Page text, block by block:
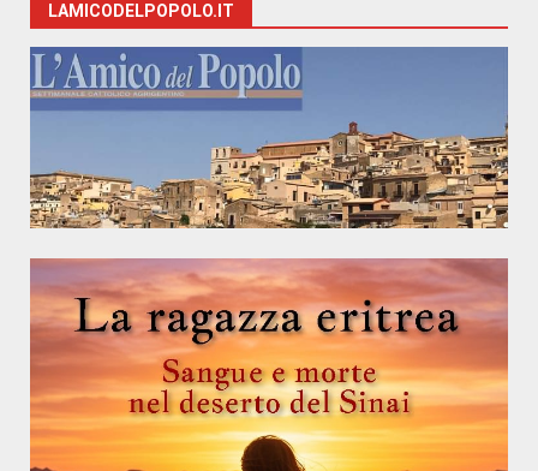
LAMICODELPOPOLO.IT